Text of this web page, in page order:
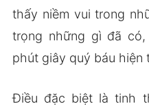
thấy niềm vui trong
trọng những gì đã
phút giây quý báu hiện
Điều đặc biệt là tinh